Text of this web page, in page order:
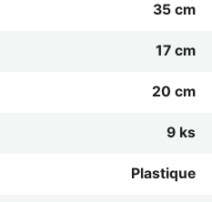
35 cm
17 cm
20 cm
9 ks
Plastique